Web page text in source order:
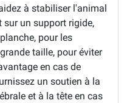
à stabiliser l'animal
sur un support rigide,
pour les
taille, pour éviter
en cas de
un soutien à la
et à la tête en cas